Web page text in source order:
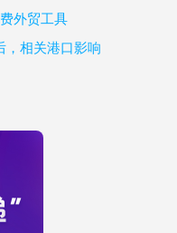
外贸工具
，相关港口影响